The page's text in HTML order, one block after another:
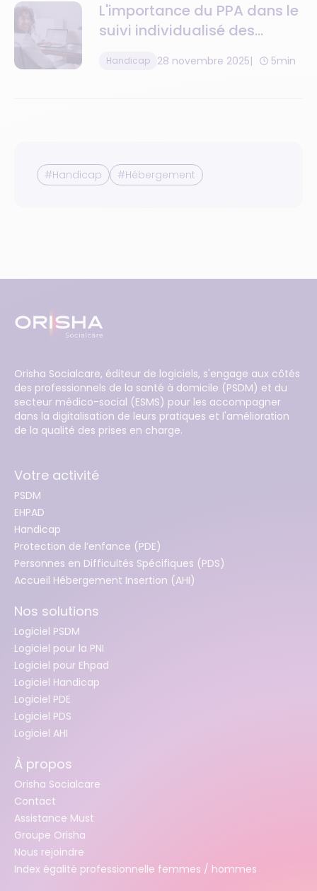
L'importance du PPA dans le
suivi individualisé des
Handicap 28 novembre 2025 5min
#Handicap #Hébergement
Orisha Socialcare, éditeur de logiciels, s'engage aux côtés
des professionnels de la santé à domicile (PSDM) et du
secteur médico-social (ESMS) pour les accompagner
dans la digitalisation de leurs pratiques et l'amélioration
de la qualité des prises en charge.
Votre activité
PSDM
EHPAD
Handicap
Protection de l’enfance (PDE)
Personnes en Difficultés Spécifiques (PDS)
Accueil Hébergement Insertion (AHI)
Nos solutions
Logiciel PSDM
Logiciel pour la PNI
Logiciel pour Ehpad
Logiciel Handicap
Logiciel PDE
Logiciel PDS
Logiciel AHI
À propos
Orisha Socialcare
Contact
Assistance Must
Groupe Orisha
Nous rejoindre
Index égalité professionnelle femmes / hommes